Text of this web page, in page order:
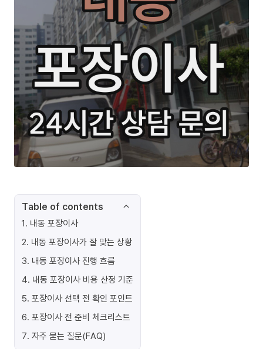
Table of contents
1. 내동 포장이사
2. 내동 포장이사가 잘 맞는 상황
3. 내동 포장이사 진행 흐름
4. 내동 포장이사 비용 산정 기준
5. 포장이사 선택 전 확인 포인트
6. 포장이사 전 준비 체크리스트
7. 자주 묻는 질문(FAQ)